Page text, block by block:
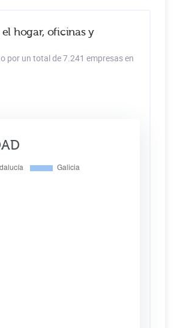
hogar, oficinas y
por un total de 7.241 empresas en